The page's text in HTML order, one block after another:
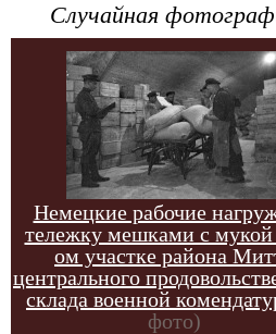
Случайная
Немецкие рабочие
тележку мешками с мукой
ом участке района
центрального
склада военной
фото)